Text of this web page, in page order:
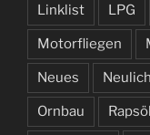
Linklist LPG
Motorfliegen
Neues
Ornbau Rapsöl